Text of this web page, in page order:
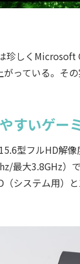
珍しくMicrosoft
っている。そ
すいゲー
型フルHD解
最大3.8GHz）
システム用）